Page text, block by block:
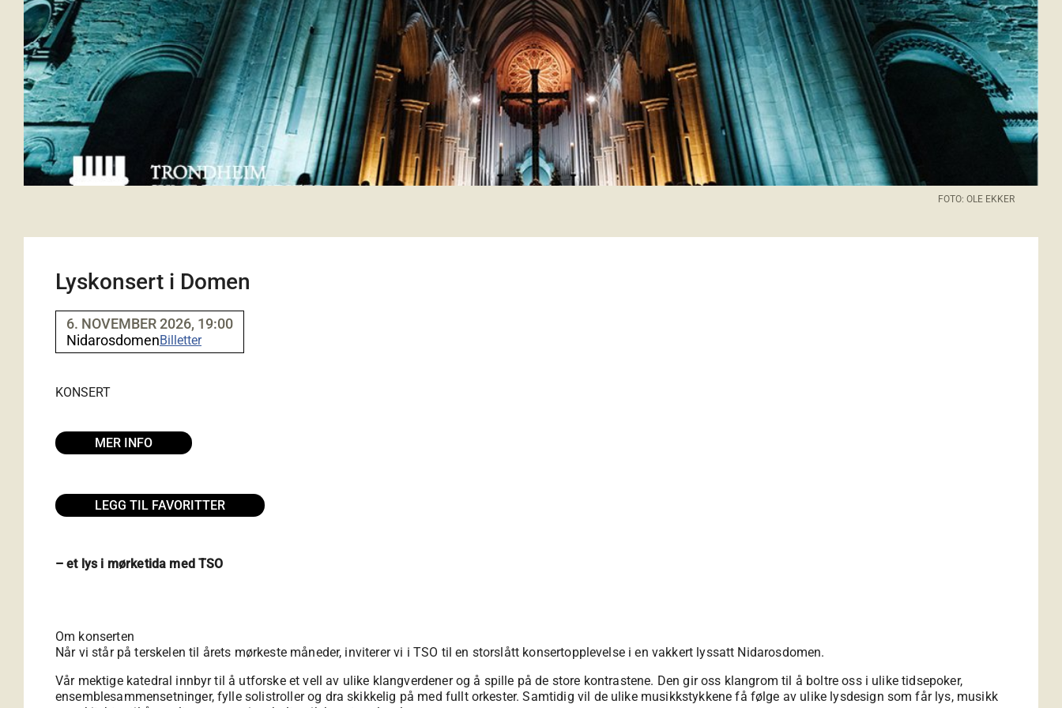
FOTO: OLE EKKER
Lyskonsert i Domen
6. NOVEMBER 2026, 19:00
NidarosdomenBilletter
KONSERT
MER INFO
LEGG TIL FAVORITTER
– et lys i mørketida med TSO
Om konserten
Når vi står på terskelen til årets mørkeste måneder, inviterer vi i TSO til en storslått konsertopplevelse i en vakkert lyssatt Nidarosdomen.
Vår mektige katedral innbyr til å utforske et vell av ulike klangverdener og å spille på de store kontrastene. Den gir oss klangrom til å boltre oss i ulike tidsepoker,
ensemblesammensetninger, fylle solistroller og dra skikkelig på med fullt orkester. Samtidig vil de ulike musikkstykkene få følge av ulike lysdesign som får lys, musikk